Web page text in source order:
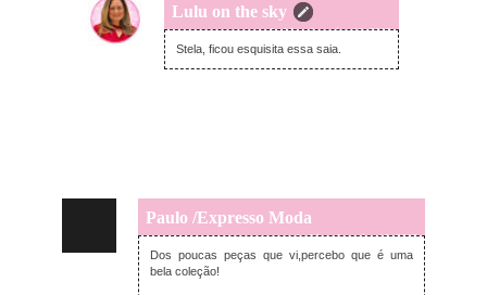
Lulu on the sky
segunda-feira, fevereiro 18, 2013
Stela, ficou esquisita essa saia.
Paulo /Expresso Moda
segunda-feira, fevereiro 18, 2013
Dos poucas peças que vi,percebo que é uma
bela coleção!